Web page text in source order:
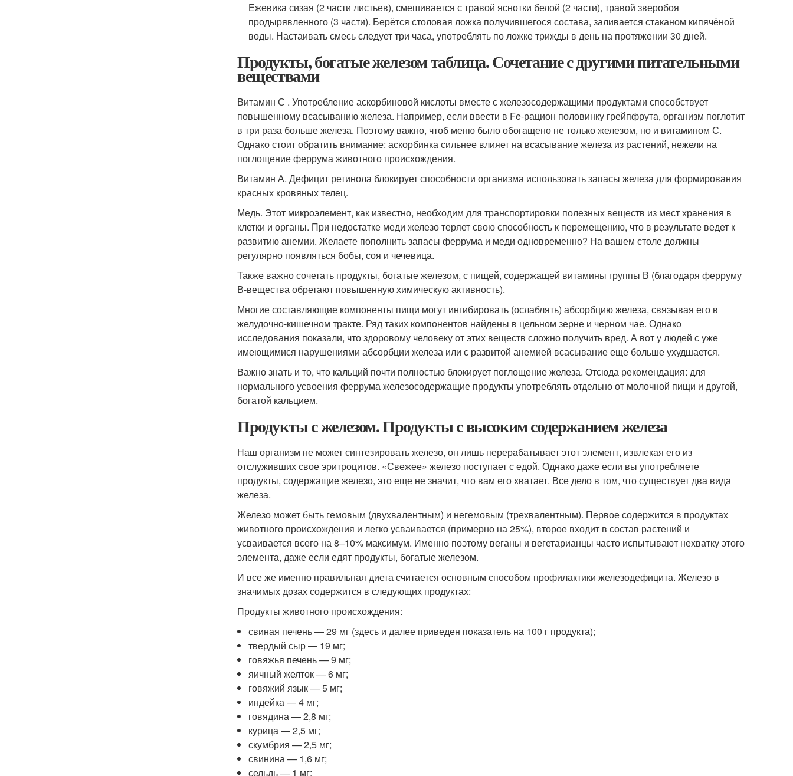
Ежевика сизая (2 части листьев), смешивается с травой яснотки белой (2 части), травой зверобоя
продырявленного (3 части). Берётся столовая ложка получившегося состава, заливается стаканом кипячёной
воды. Настаивать смесь следует три часа, употреблять по ложке трижды в день на протяжении 30 дней.
Продукты, богатые железом таблица. Сочетание с другими питательными
веществами
Витамин С . Употребление аскорбиновой кислоты вместе с железосодержащими продуктами способствует
повышенному всасыванию железа. Например, если ввести в Fe-рацион половинку грейпфрута, организм поглотит
в три раза больше железа. Поэтому важно, чтоб меню было обогащено не только железом, но и витамином С.
Однако стоит обратить внимание: аскорбинка сильнее влияет на всасывание железа из растений, нежели на
поглощение феррума животного происхождения.
Витамин А. Дефицит ретинола блокирует способности организма использовать запасы железа для формирования
красных кровяных телец.
Медь. Этот микроэлемент, как известно, необходим для транспортировки полезных веществ из мест хранения в
клетки и органы. При недостатке меди железо теряет свою способность к перемещению, что в результате ведет к
развитию анемии. Желаете пополнить запасы феррума и меди одновременно? На вашем столе должны
регулярно появляться бобы, соя и чечевица.
Также важно сочетать продукты, богатые железом, с пищей, содержащей витамины группы В (благодаря ферруму
В-вещества обретают повышенную химическую активность).
Многие составляющие компоненты пищи могут ингибировать (ослаблять) абсорбцию железа, связывая его в
желудочно-кишечном тракте. Ряд таких компонентов найдены в цельном зерне и черном чае. Однако
исследования показали, что здоровому человеку от этих веществ сложно получить вред. А вот у людей с уже
имеющимися нарушениями абсорбции железа или с развитой анемией всасывание еще больше ухудшается.
Важно знать и то, что кальций почти полностью блокирует поглощение железа. Отсюда рекомендация: для
нормального усвоения феррума железосодержащие продукты употреблять отдельно от молочной пищи и другой,
богатой кальцием.
Продукты с железом. Продукты с высоким содержанием железа
Наш организм не может синтезировать железо, он лишь перерабатывает этот элемент, извлекая его из
отслуживших свое эритроцитов. «Свежее» железо поступает с едой. Однако даже если вы употребляете
продукты, содержащие железо, это еще не значит, что вам его хватает. Все дело в том, что существует два вида
железа.
Железо может быть гемовым (двухвалентным) и негемовым (трехвалентным). Первое содержится в продуктах
животного происхождения и легко усваивается (примерно на 25%), второе входит в состав растений и
усваивается всего на 8–10% максимум. Именно поэтому веганы и вегетарианцы часто испытывают нехватку этого
элемента, даже если едят продукты, богатые железом.
И все же именно правильная диета считается основным способом профилактики железодефицита. Железо в
значимых дозах содержится в следующих продуктах:
Продукты животного происхождения:
свиная печень — 29 мг (здесь и далее приведен показатель на 100 г продукта);
твердый сыр — 19 мг;
говяжья печень — 9 мг;
яичный желток — 6 мг;
говяжий язык — 5 мг;
индейка — 4 мг;
говядина — 2,8 мг;
курица — 2,5 мг;
скумбрия — 2,5 мг;
свинина — 1,6 мг;
сельдь — 1 мг;